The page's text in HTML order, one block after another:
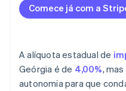
Comece já com a
A alíquota estadual de
Geórgia é de 4,00%,
autonomia para que